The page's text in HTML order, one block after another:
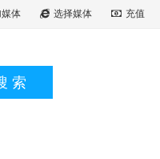
体 选择媒体 充值
索